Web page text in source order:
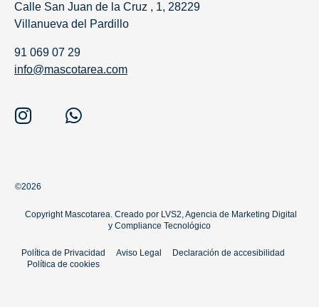
Calle San Juan de la Cruz , 1, 28229
Villanueva del Pardillo
91 069 07 29
info@mascotarea.com
©2026
Copyright Mascotarea. Creado porLVS2, Agencia de Marketing Digital
y Compliance Tecnológico
Política de Privacidad Aviso Legal
Declaración de accesibilidad
Política de cookies